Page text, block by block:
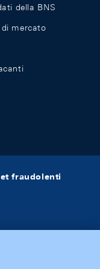
della BNS
di mercato
fraudolenti